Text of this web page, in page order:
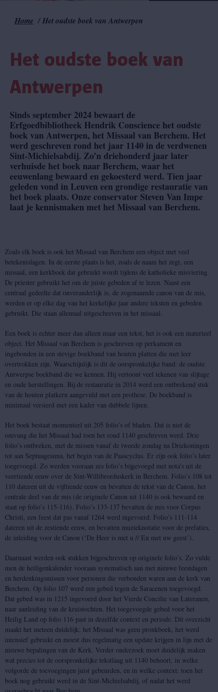
Kruimelpad
Home Het oudste boek van Antwerpen
Het oudste boek van
Antwerpen
Sinds september 2024 bewaart de
Erfgoedbibliotheek Hendrik Conscience het oudste
boek van Antwerpen, het Missaal van Berchem. Het
werd geschreven rond het jaar 1140 in de verdwenen
Sint-Michielsabdij. Zo’n driehonderd jaar later
verhuisde het boek naar Berchem, waar het
eeuwenlang bewaard en gekoesterd werd. Tien jaar
geleden vond in Leuven een grondige restauratie van
het boek plaats. Onze conservator Steven Van Impe
laat je kennismaken met het Missaal van Berchem.
Zoals elk boek is ook het Missaal van Berchem een object met veel
betekenislagen. In de eerste plaats is het, zoals de naam het zegt, een
missaal, een kerkboek dat gebruikt wordt tijdens de katholieke misviering.
De priester gebruikt het om de juiste gebeden af te lezen. Naast een
centraal gedeelte dat onveranderlijk is, de zogenaamde canon van de mis,
werden er op elke dag van het kerkelijke jaar andere teksten en gebeden
gebruikt. Die staan allemaal uitgeschreven in het missaal.
Een boek is echter meer dan alleen maar een tekst, het is ook een materieel
object. Het Missaal van Berchem is geschreven op perkament en
ingebonden in een stevige boekband van houten platten die met leer
overtrokken zijn. Waarschijnlijk is dit de oorspronkelijke band: de oudste
Antwerpse boekband die we kennen. Hij vertoont veel tekenen van slijtage
en oude herstellingen. Bij de restauratie in 2014 werd een ontbrekend stuk
van de houten platkern aangevuld met een prothese. De boekband is
minimaal versierd met een kader van dubbele lijnen.
Het boek bestaat momenteel uit 205 folio’s of bladen. Dat is niet de
omvang die het Missaal had toen het rond 1140 geschreven werd. Drie
folio’s ontbreken, met de missen vanaf de tweede zondag na Driekoningen
tot aan Septuagesima, het begin van de Paascyclus. Er zijn ook folio’s later
toegevoegd. Zo werden vooraan zes folio’s bijgevoegd met nota’s uit de
veertiende eeuw over de Sint-Willibrorduskerk in Berchem. Folio’s 108 tot
110 dateren uit de vijftiende eeuw en bevatten de tekst van de Canon, het
centrale deel van de mis (de originele Canon uit 1140 is ook bewaard en
staat op folio’s 115-116). Folio’s 133-137 bevatten de mis voor Corpus
Christi, een feest dat pas vanaf 1264 werd ingevoerd. Folio’s 111-114
dateren uit de zestiende eeuw, en bevatten muzieknotatie voor de prefaties,
de inleiding voor de Canon (‘De Heer is met u // En met uw geest’).
Daarnaast werden ook stukken bijgeschreven op originele folio’s. Zo vulde
men de heiligenkalender vooraan systematisch aan met nieuwe feestdagen
en herdenkingsmissen voor personen die verbonden waren aan de kerk van
Berchem. Op folio 107 werd een gebed tegen de Saracenen toegevoegd.
Dat gebed was in 1215 ingevoerd door het Vierde Concilie van Lateranen,
naar aanleiding van de kruistochten. Het toegevoegde gebed voor het
Heilig Land op folio 116 past in dezelfde context en periode. Dit overzicht
maakt het meteen duidelijk: het Missaal was geen pronkboek, het werd
intensief gebruikt en moest dus regelmatig een update krijgen in lijn met de
nieuwe bepalingen van de Kerk. Verder onderzoek moet duidelijk maken
wat precies tot de oorspronkelijke tekstlaag uit 1140 behoort, in welke
volgorde de toevoegingen juist gebeurden, en in welke context: toen het
boek nog gebruikt werd in de Sint-Michielsabdij, of nadat het werd